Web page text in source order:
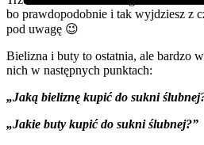
bo prawdopodobnie i tak wyjdziesz z
pod uwagę 😉
Bielizna i buty to ostatnia, ale bardzo
nich w następnych punktach:
„Jaką bieliznę kupić do sukni
„Jakie buty kupić do sukni ślubnej?”